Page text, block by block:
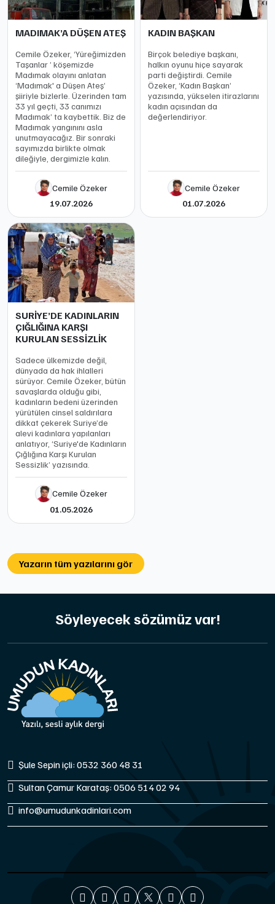
MADIMAK’A DÜŞEN ATEŞ
Cemile Özeker, ‘Yüreğimizden
Taşanlar ’ köşemizde
Madımak olayını anlatan
‘Madımak' a Düşen Ateş’
şiiriyle bizlerle. Üzerinden tam
33 yıl geçti, 33 canımızı
Madımak’ ta kaybettik. Biz de
Madımak yangınını asla
unutmayacağız. Bir sonraki
sayımızda birlikte olmak
dileğiyle, dergimizle kalın.
Cemile Özeker
19.07.2026
KADIN BAŞKAN
Birçok belediye başkanı,
halkın oyunu hiçe sayarak
parti değiştirdi. Cemile
Özeker, ‘Kadın Başkan’
yazısında, yükselen itirazlarını
kadın açısından da
değerlendiriyor.
Cemile Özeker
01.07.2026
SURİYE’DE KADINLARIN
ÇIĞLIĞINA KARŞI
KURULAN SESSİZLİK
Sadece ülkemizde değil,
dünyada da hak ihlalleri
sürüyor. Cemile Özeker, bütün
savaşlarda olduğu gibi,
kadınların bedeni üzerinden
yürütülen cinsel saldırılara
dikkat çekerek Suriye’de
alevi kadınlara yapılanları
anlatıyor, ‘Suriye'de Kadınların
Çığlığına Karşı Kurulan
Sessizlik’ yazısında.
Cemile Özeker
01.05.2026
Yazarın tüm yazılarını gör
Söyleyecek sözümüz var!
Şule Sepin içli: 0532 360 48 31
Sultan Çamur Karataş: 0506 514 02 94
info@umudunkadinlari.com